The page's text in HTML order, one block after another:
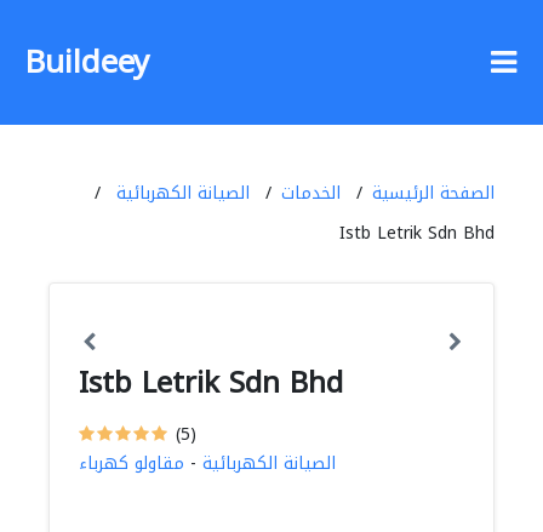
Buildeey
الصفحة الرئيسية الخدمات
الصيانة الكهربائية
Istb Letrik Sdn Bhd
Istb Letrik Sdn Bhd
(5)
الصيانة الكهربائية - مقاولو كهرباء